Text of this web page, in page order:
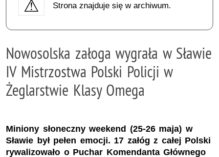
Strona znajduje się w archiwum.
Nowosolska załoga wygrała w Sławie
IV Mistrzostwa Polski Policji w
Żeglarstwie Klasy Omega
Miniony słoneczny weekend (25-26 maja) w
Sławie był pełen emocji. 17 załóg z całej Polski
rywalizowało o Puchar Komendanta Głównego